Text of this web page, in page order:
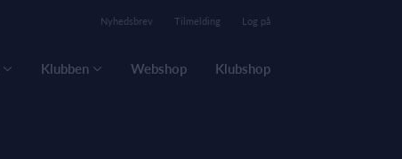
Nyhedsbrev Tilmelding Log på
Klubben Webshop Klubshop